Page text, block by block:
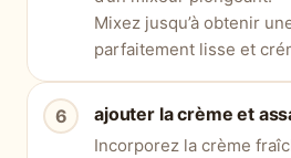
Mixez jusqu’à obtenir
parfaitement lisse et
ajouter la crème et
Incorporez la crème